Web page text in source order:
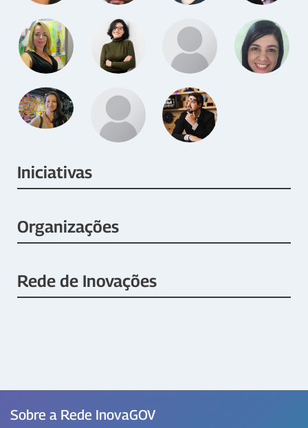
Iniciativas
Organizações
Rede de Inovações
Sobre a Rede InovaGOV